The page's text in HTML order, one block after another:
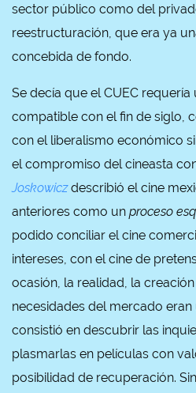
sector público como del
reestructuración, que era ya
concebida de fondo.
Se decía que el CUEC
compatible con el fin de siglo,
con el liberalismo económico
el compromiso del cineasta
Joskowiczdescribió el cine
anteriores como un proceso
podido conciliar el cine
intereses, con el cine de
ocasión, la realidad, la
necesidades del mercado eran
consistió en descubrir las
plasmarlas en películas con
posibilidad de recuperación.